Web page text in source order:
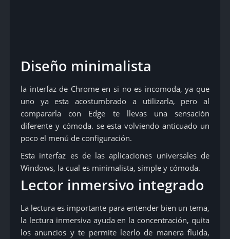
Diseño minimalista
la interfaz de Chrome en si no es incomoda, ya que
uno ya esta acostumbrado a utilizarla, pero al
compararla con Edge te llevas una sensación
diferente y cómoda. se esta volviendo anticuado un
poco el menú de configuración.
Esta interfaz es de las aplicaciones universales de
Windows, la cual es minimalista, simple y cómoda.
Lector inmersivo integrado
La lectura es importante para entender bien un tema,
la lectura inmersiva ayuda en la concentración, quita
los anuncios y te permite leerlo de manera fluida,